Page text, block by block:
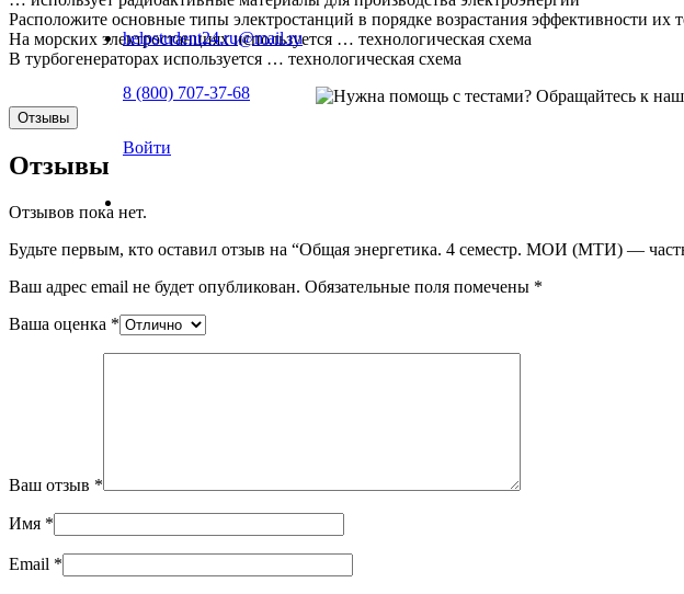
helpstudent24.ru@mail.ru
8 (800) 707-37-68
Войти
Расположите основные типы электростанций в порядке возрастания эффективности
На морских электростанциях используется … технологическая схема
В турбогенераторах используется … технологическая схема
Отзывы
Отзывы
Отзывов пока нет.
Будьте первым, кто оставил отзыв на “Общая энергетика. 4 семестр. МОИ (МТИ) —
Ваш адрес email не будет опубликован. Обязательные поля помечены *
Ваша оценка *
Ваш отзыв *
Имя *
Email *